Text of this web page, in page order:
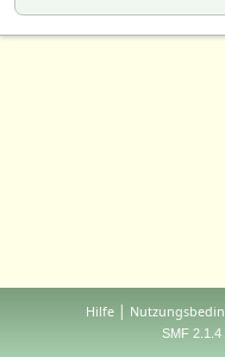
Hilfe |
SMF